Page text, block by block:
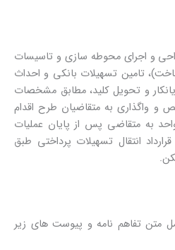
و اجرای محوطه سازی و تاسیسات
تامین تسهیلات بانکی و احداث
و تحویل کلید، مطابق مشخصات
و واگذاری به متقاضیان طرح اقدام
به متقاضی پس از پایان عملیات
قرارداد انتقال تسهیلات پرداختی طبق
متن تفاهم نامه و پیوست های زیر